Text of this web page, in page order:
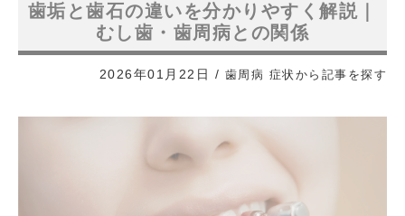
歯垢と歯石の違いを分かりやすく解説｜
むし歯・歯周病との関係
2026年01月22日 / 歯周病 症状から記事を探す